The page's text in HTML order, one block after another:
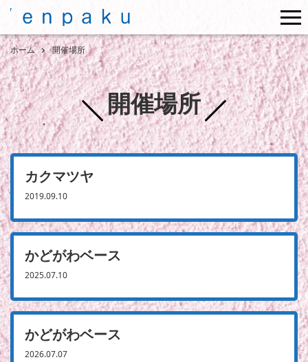
ホーム 開催場所
開催場所
カクマツヤ
2019.09.10
かどがわベース
2025.07.10
かどがわベース
2026.07.07